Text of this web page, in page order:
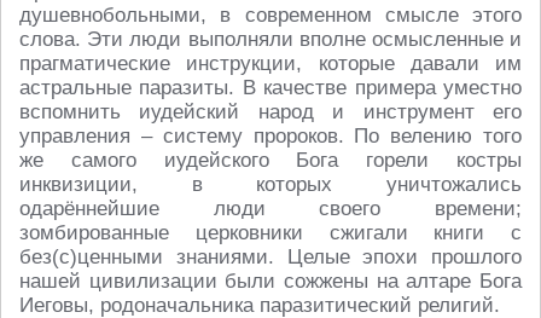
душевнобольными, в современном смысле этого
слова. Эти люди выполняли вполне осмысленные и
прагматические инструкции, которые давали им
астральные паразиты. В качестве примера уместно
вспомнить иудейский народ и инструмент его
управления – систему пророков. По велению того
же самого иудейского Бога горели костры
инквизиции, в которых уничтожались
одарённейшие люди своего времени;
зомбированные церковники сжигали книги с
без(с)ценными знаниями. Целые эпохи прошлого
нашей цивилизации были сожжены на алтаре Бога
Иеговы, родоначальника паразитический религий.